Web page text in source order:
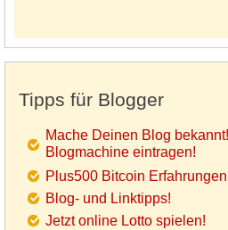
Tipps für Blogger
Mache Deinen Blog
Blogmachine eintragen!
Plus500 Bitcoin Erfahrungen
Blog- und Linktipps!
Jetzt online Lotto spielen!